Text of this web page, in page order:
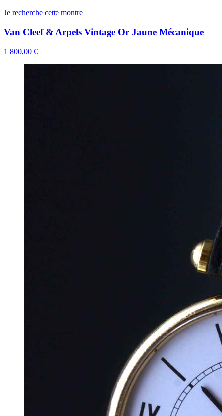
Je recherche cette montre
Van Cleef & Arpels Vintage Or Jaune Mécanique
1 800,00 €